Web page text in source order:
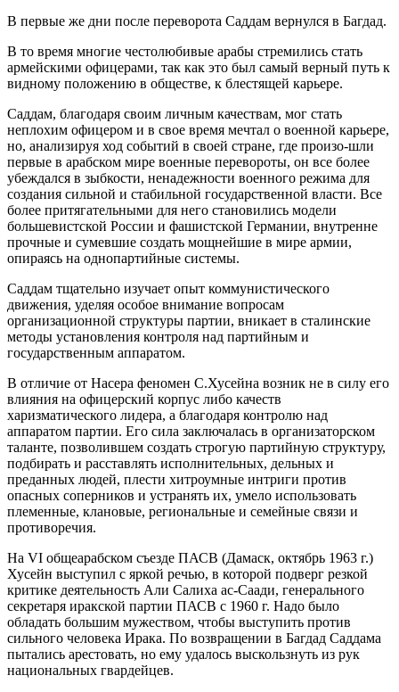
В первые же дни после переворота Саддам вернулся в Багдад.
В то время многие честолюбивые арабы стремились стать
армейскими офицерами, так как это был самый верный путь к
видному положению в обществе, к блестящей карьере.
Саддам, благодаря своим личным качествам, мог стать
неплохим офицером и в свое время мечтал о военной карьере,
но, анализируя ход событий в своей стране, где произо-шли
первые в арабском мире военные перевороты, он все более
убеждался в зыбкости, ненадежности военного режима для
создания сильной и стабильной государственной власти. Все
более притягательными для него становились модели
большевистской России и фашистской Германии, внутренне
прочные и сумевшие создать мощнейшие в мире армии,
опираясь на однопартийные системы.
Саддам тщательно изучает опыт коммунистического
движения, уделяя особое внимание вопросам
организационной структуры партии, вникает в сталинские
методы установления контроля над партийным и
государственным аппаратом.
В отличие от Насера феномен С.Хусейна возник не в силу его
влияния на офицерский корпус либо качеств
харизматического лидера, а благодаря контролю над
аппаратом партии. Его сила заключалась в организаторском
таланте, позволившем создать строгую партийную структуру,
подбирать и расставлять исполнительных, дельных и
преданных людей, плести хитроумные интриги против
опасных соперников и устранять их, умело использовать
племенные, клановые, региональные и семейные связи и
противоречия.
На VI общеарабском съезде ПАСВ (Дамаск, октябрь 1963 г.)
Хусейн выступил с яркой речью, в которой подверг резкой
критике деятельность Али Салиха ас-Саади, генерального
секретаря иракской партии ПАСВ с 1960 г. Надо было
обладать большим мужеством, чтобы выступить против
сильного человека Ирака. По возвращении в Багдад Саддама
пытались арестовать, но ему удалось выскользнуть из рук
национальных гвардейцев.